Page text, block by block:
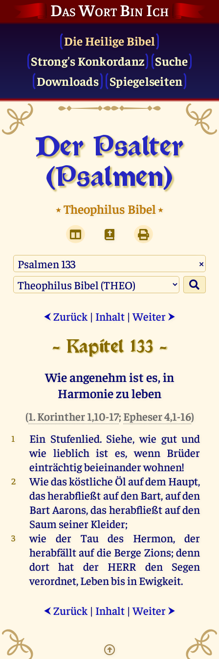
Das Wort Bin Ich
Die Heilige Bibel
Strong's Konkordanz
Suche
Downloads
Spiegelseiten
Der Psalter
(Psalmen)
⭑Theophilus Bibel⭑
×
⮜ Zurück | Inhalt |Weiter ⮞
- Kapitel 133 -
Wie angenehm ist es, in
Harmonie zu leben
(1. Korinther 1,10-17; Epheser 4,1-16)
1 EinStufenlied. Siehe,wie gut und
wie lieblich ist es,wenn Brüder
einträchtigbeieinanderwohnen!
2 Wiedasköstliche Ölaufdem Haupt,
dasherabfließtaufdenBart,aufden
BartAarons,dasherabfließtaufden
Saum seinerKleider;
3 wie der Tau des Hermon,der
herabfälltaufdie Berge Zions;denn
dort
hat der HERR den
Segen
verordnet,LebenbisinEwigkeit.
⮜ Zurück | Inhalt |Weiter ⮞